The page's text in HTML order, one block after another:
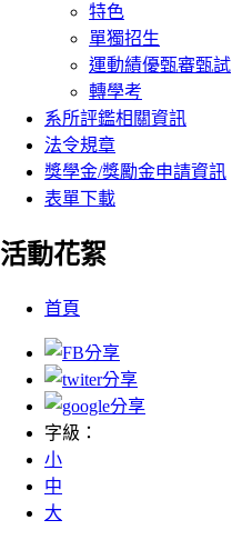
特色
單獨招生
運動績優甄審甄試
轉學考
系所評鑑相關資訊
法令規章
獎學金/獎勵金申請資訊
表單下載
活動花絮
首頁
字級：
小
中
大